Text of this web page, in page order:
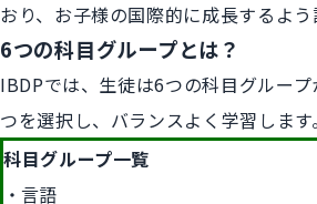
おり、お子様の国際的に成長するよう
6つの科目グループとは？
IBDPでは、生徒は6つの科目グルー
つを選択し、バランスよく学習します。
科目グループ一覧
言語